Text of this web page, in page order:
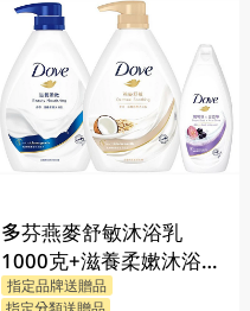
多芬燕麥舒敏沐浴乳
1000克+滋養柔嫰沐浴乳
1000克+Dove沐浴乳200
指定品牌送贈品